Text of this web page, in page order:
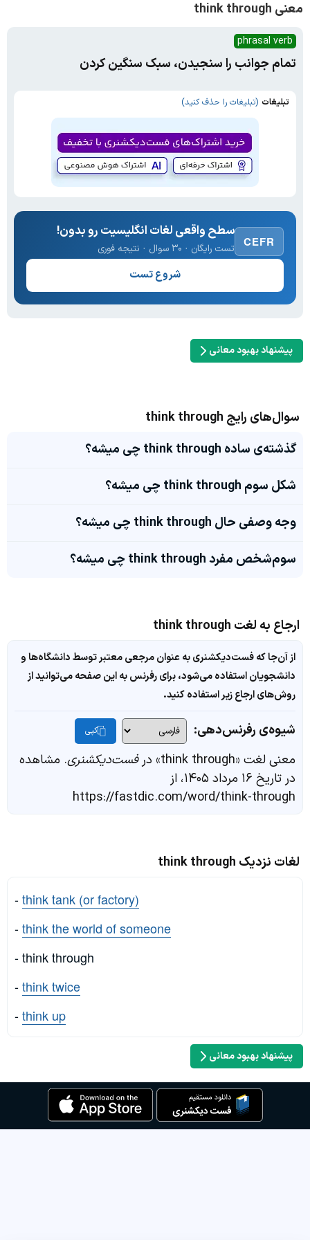
معنی think through
phrasal verb
تمام جوانب را سنجیدن، سبک سنگین کردن
تبلیغات (تبلیغات را حذف کنید)
CEFR
سطح واقعی لغات انگلیسیت رو بدون!
تست رایگان · ۳۰ سوال · نتیجه فوری
شروع تست
پیشنهاد بهبود معانی
سوال‌های رایج think through
گذشته‌ی ساده think through چی میشه؟
شکل سوم think through چی میشه؟
وجه وصفی حال think through چی میشه؟
سوم‌شخص مفرد think through چی میشه؟
ارجاع به لغت think through
از آن‌جا که فست‌دیکشنری به عنوان مرجعی معتبر توسط دانشگاه‌ها و
دانشجویان استفاده می‌شود، برای رفرنس به این صفحه می‌توانید از
روش‌های ارجاع زیر استفاده کنید.
شیوه‌ی رفرنس‌دهی: کپی
معنی لغت «think through» در فست‌دیکشنری. مشاهده
در تاریخ ۱۶ مرداد ۱۴۰۵، از
https://fastdic.com/word/think-through
لغات نزدیک think through
-think tank (or factory)
-think the world of someone
- think through
-think twice
-think up
پیشنهاد بهبود معانی